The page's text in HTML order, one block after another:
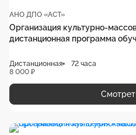
АНО ДПО «АСТ»
Организация культурно-
дистанционная программа
Дистанционная
72 часа
8 000 ₽